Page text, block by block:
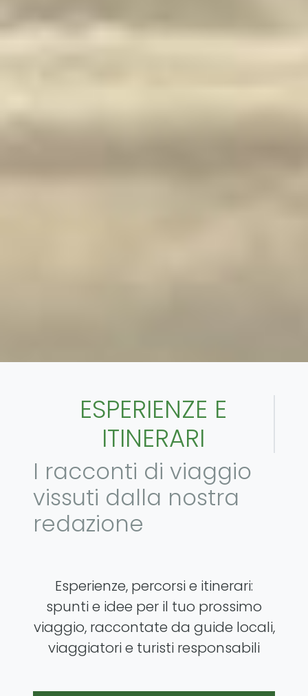
ESPERIENZE E
ITINERARI
I racconti di viaggio
vissuti dalla nostra
redazione
Esperienze, percorsi e itinerari:
spunti e idee per il tuo prossimo
viaggio, raccontate da guide locali,
viaggiatori e turisti responsabili